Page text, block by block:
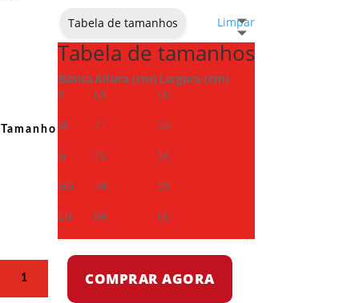
Tamanho
Limpar
Tabela de tamanhos
Tabela de tamanhos
BásicaAltura (cm) Largura (cm)
P
69
50
M
71
53
G
72
56
GG
74
59
EG
84 66
COMPRAR AGORA